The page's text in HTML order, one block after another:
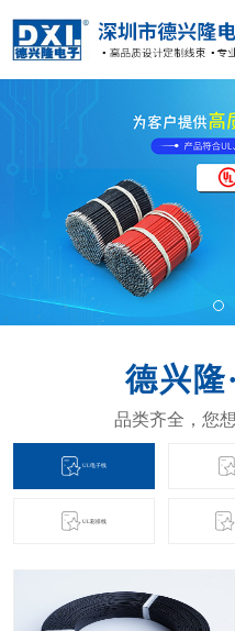
UL电子线
UL彩排线